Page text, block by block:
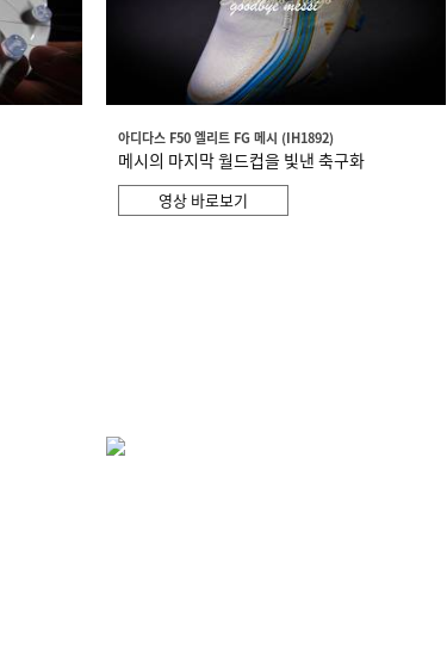
아디다스 F50 엘리트 FG 메시 (IH1892)
메시의 마지막 월드컵을 빛낸 축구화
영상 바로보기